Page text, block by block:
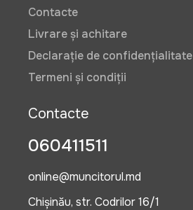
Contacte
Livrare și achitare
Declarație de confidențialitate
Termeni și condiții
Contacte
060411511
online@muncitorul.md
Chișinău, str. Codrilor 16/1